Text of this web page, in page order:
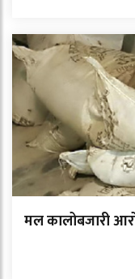
मल कालोबजारी